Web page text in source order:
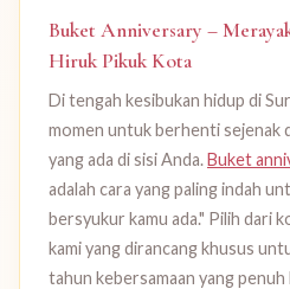
Buket Anniversary –
Hiruk Pikuk Kota
Di tengah kesibukan hidup di
momen untuk berhenti sejenak
yang ada di sisi Anda.Buket
adalah cara yang paling indah
bersyukur kamu ada." Pilih dari
kami yang dirancang khusus
tahun kebersamaan yang penuh